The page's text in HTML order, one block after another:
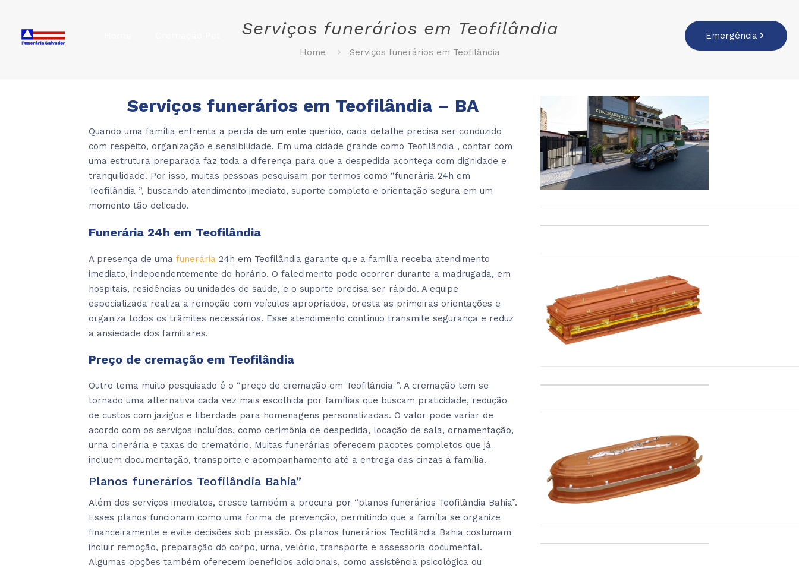
Emergência
Serviços funerários em Teofilândia
Home Serviços funerários em Teofilândia
Serviços funerários em Teofilândia – BA
Quando uma família enfrenta a perda de um ente querido, cada detalhe precisa ser conduzido
com respeito, organização e sensibilidade. Em uma cidade grande como Teofilândia , contar com
uma estrutura preparada faz toda a diferença para que a despedida aconteça com dignidade e
tranquilidade. Por isso, muitas pessoas pesquisam por termos como “funerária 24h em
Teofilândia ”, buscando atendimento imediato, suporte completo e orientação segura em um
momento tão delicado.
Funerária 24h em Teofilândia
A presença de umafunerária 24h em Teofilândia garante que a família receba atendimento
imediato, independentemente do horário. O falecimento pode ocorrer durante a madrugada, em
hospitais, residências ou unidades de saúde, e o suporte precisa ser rápido. A equipe
especializada realiza a remoção com veículos apropriados, presta as primeiras orientações e
organiza todos os trâmites necessários. Esse atendimento contínuo transmite segurança e reduz
a ansiedade dos familiares.
Preço de cremação em Teofilândia
Outro tema muito pesquisado é o “preço de cremação em Teofilândia ”. A cremação tem se
tornado uma alternativa cada vez mais escolhida por famílias que buscam praticidade, redução
de custos com jazigos e liberdade para homenagens personalizadas. O valor pode variar de
acordo com os serviços incluídos, como cerimônia de despedida, locação de sala, ornamentação,
urna cinerária e taxas do crematório. Muitas funerárias oferecem pacotes completos que já
incluem documentação, transporte e acompanhamento até a entrega das cinzas à família.
Planos funerários Teofilândia Bahia”
Além dos serviços imediatos, cresce também a procura por “planos funerários Teofilândia Bahia”.
Esses planos funcionam como uma forma de prevenção, permitindo que a família se organize
financeiramente e evite decisões sob pressão. Os planos funerários Teofilândia Bahia costumam
incluir remoção, preparação do corpo, urna, velório, transporte e assessoria documental.
Algumas opções também oferecem benefícios adicionais, como assistência psicológica ou